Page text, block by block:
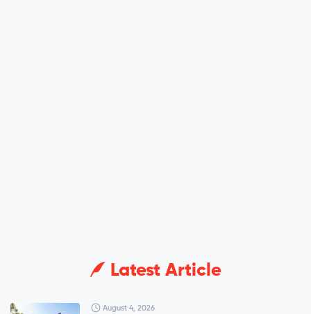
Latest Article
August 4, 2026